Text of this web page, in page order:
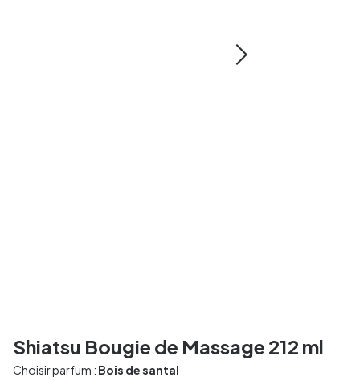
Shiatsu Bougie de Massage 212 ml
Choisir parfum : Bois de santal